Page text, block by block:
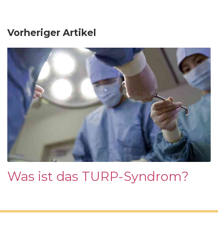
Vorheriger Artikel
Was ist das TURP-Syndrom?